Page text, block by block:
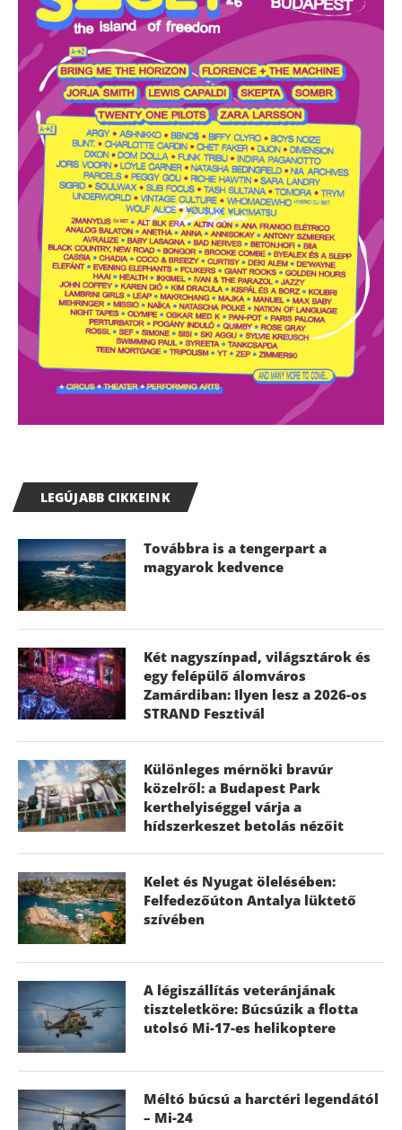
LEGÚJABB CIKKEINK
Továbbra is a tengerpart a
magyarok kedvence
Két nagyszínpad, világsztárok és
egy felépülő álomváros
Zamárdiban: Ilyen lesz a 2026-os
STRAND Fesztivál
Különleges mérnöki bravúr
közelről: a Budapest Park
kerthelyiséggel várja a
hídszerkeszet betolás nézőit
Kelet és Nyugat ölelésében:
Felfedezőúton Antalya lüktető
szívében
A légiszállítás veteránjának
tiszteletköre: Búcsúzik a flotta
utolsó Mi-17-es helikoptere
Méltó búcsú a harctéri legendától
– Mi-24